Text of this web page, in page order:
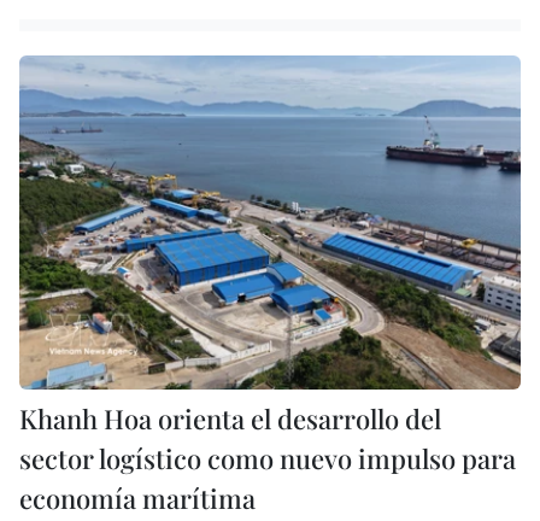
Khanh Hoa orienta el desarrollo del
sector logístico como nuevo impulso para
economía marítima